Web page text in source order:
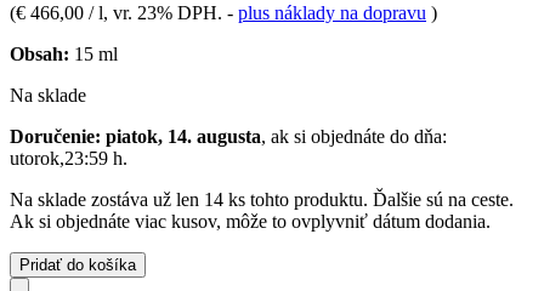
(€ 466,00 / l, vr. 23% DPH. - plus náklady na dopravu )
Obsah: 15 ml
Na sklade
Doručenie: piatok, 14. augusta, ak si objednáte do dňa:
utorok,23:59 h.
Na sklade zostáva už len 14 ks tohto produktu. Ďalšie sú na ceste.
Ak si objednáte viac kusov, môže to ovplyvniť dátum dodania.
Pridať do košíka